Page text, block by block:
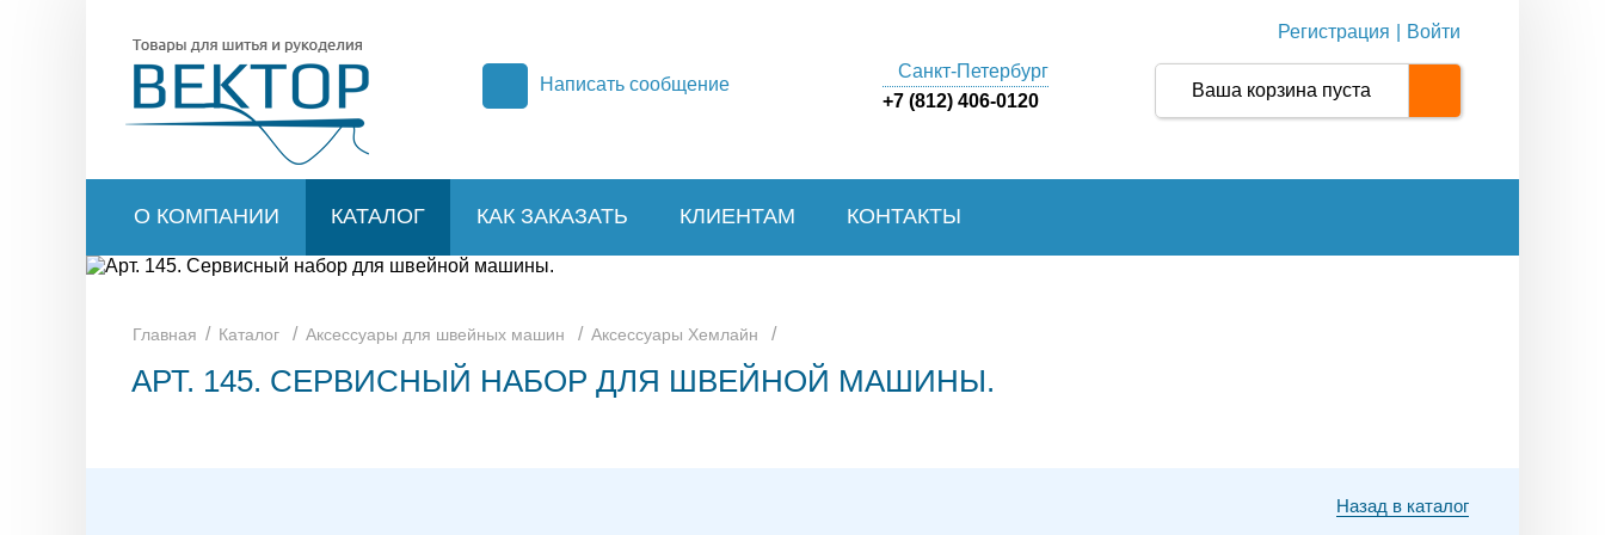
Написать сообщение
Санкт-Петербург
+7 (812) 406-0120
Регистрация Войти
Ваша корзина пуста
О КОМПАНИИ КАТАЛОГ КАК ЗАКАЗАТЬ КЛИЕНТАМ КОНТАКТЫ
Главная / Каталог / Аксессуары для швейных машин / Аксессуары Хемлайн /
АРТ. 145. СЕРВИСНЫЙ НАБОР ДЛЯ ШВЕЙНОЙ МАШИНЫ.
Назад в каталог